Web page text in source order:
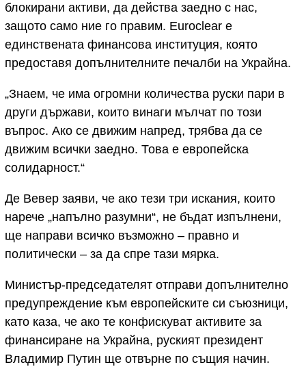
блокирани активи, да действа заедно с нас,
защото само ние го правим. Euroclear е
единствената финансова институция, която
предоставя допълнителните печалби на Украйна.
„Знаем, че има огромни количества руски пари в
други държави, които винаги мълчат по този
въпрос. Ако се движим напред, трябва да се
движим всички заедно. Това е европейска
солидарност.“
Де Вевер заяви, че ако тези три искания, които
нарече „напълно разумни“, не бъдат изпълнени,
ще направи всичко възможно – правно и
политически – за да спре тази мярка.
Министър-председателят отправи допълнително
предупреждение към европейските си съюзници,
като каза, че ако те конфискуват активите за
финансиране на Украйна, руският президент
Владимир Путин ще отвърне по същия начин.